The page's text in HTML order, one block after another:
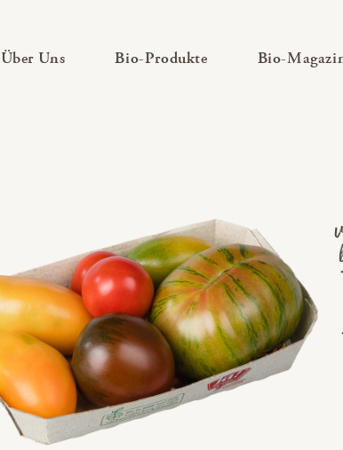
Über Uns— Untermenü ausklappen
Bio-Produkte— Untermenü
Bio-